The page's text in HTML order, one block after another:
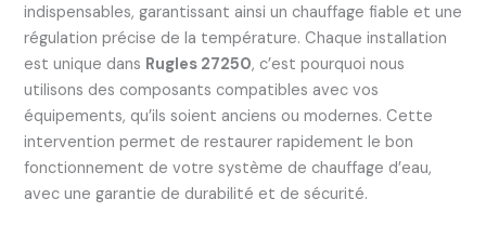
indispensables, garantissant ainsi un chauffage fiable et une
régulation précise de la température. Chaque installation
est unique dans Rugles 27250, c’est pourquoi nous
utilisons des composants compatibles avec vos
équipements, qu’ils soient anciens ou modernes. Cette
intervention permet de restaurer rapidement le bon
fonctionnement de votre système de chauffage d’eau,
avec une garantie de durabilité et de sécurité.